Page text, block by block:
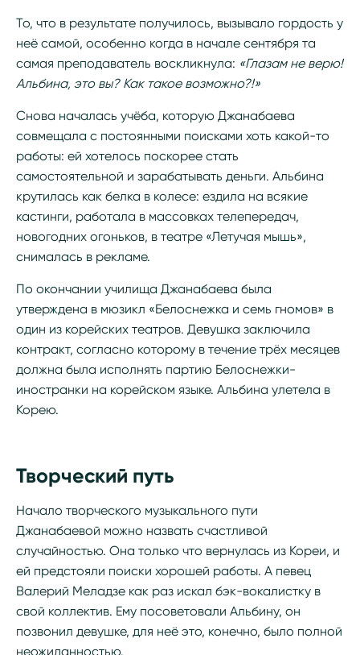
То, что в результате получилось, вызывало гордость у
неё самой, особенно когда в начале сентября та
самая преподаватель воскликнула: «Глазам не верю!
Альбина, это вы? Как такое возможно?!»
Снова началась учёба, которую Джанабаева
совмещала с постоянными поисками хоть какой-то
работы: ей хотелось поскорее стать
самостоятельной и зарабатывать деньги. Альбина
крутилась как белка в колесе: ездила на всякие
кастинги, работала в массовках телепередач,
новогодних огоньков, в театре «Летучая мышь»,
снималась в рекламе.
По окончании училища Джанабаева была
утверждена в мюзикл «Белоснежка и семь гномов» в
один из корейских театров. Девушка заключила
контракт, согласно которому в течение трёх месяцев
должна была исполнять партию Белоснежки-
иностранки на корейском языке. Альбина улетела в
Корею.
Творческий путь
Начало творческого музыкального пути
Джанабаевой можно назвать счастливой
случайностью. Она только что вернулась из Кореи, и
ей предстояли поиски хорошей работы. А певец
Валерий Меладзе как раз искал бэк-вокалистку в
свой коллектив. Ему посоветовали Альбину, он
позвонил девушке, для неё это, конечно, было полной
неожиданностью.